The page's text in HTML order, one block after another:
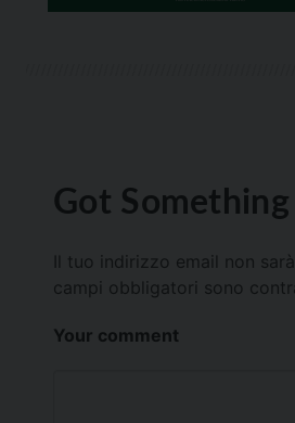
Got Something
Il tuo indirizzo email non
campi obbligatori sono
Your comment